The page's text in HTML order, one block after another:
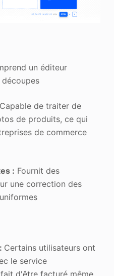
un éditeur
Capable de traiter de
de produits, ce qui
de commerce
: Fournit des
une correction des
Certains utilisateurs ont
le service
d'être facturé même